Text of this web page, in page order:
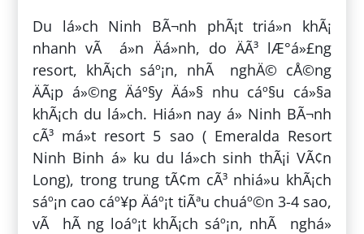
Du lá»ch Ninh BÃ¬nh phÃ¡t triá»n khÃ¡
nhanh vÃ á»n Äá»nh, do ÄÃ³ lÆ°á»£ng
resort, khÃ¡ch sáº¡n, nhÃ nghÄ© cÅ©ng
ÄÃ¡p á»©ng Äáº§y Äá»§ nhu cáº§u cá»§a
khÃ¡ch du lá»ch. Hiá»n nay á» Ninh BÃ¬nh
cÃ³ má»t resort 5 sao ( Emeralda Resort
Ninh Binh á» ku du lá»ch sinh thÃ¡i VÃ¢n
Long), trong trung tÃ¢m cÃ³ nhiá»u khÃ¡ch
sáº¡n cao cáº¥p Äáº¡t tiÃªu chuáº©n 3-4 sao,
vÃ hÃ ng loáº¡t khÃ¡ch sáº¡n, nhÃ nghá»